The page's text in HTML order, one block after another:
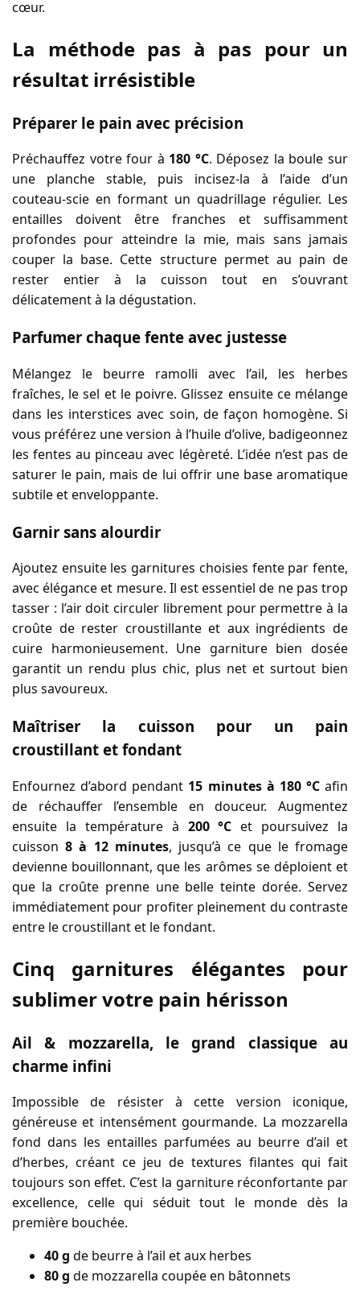
cœur.
La méthode pas à pas pour un
résultat irrésistible
Préparer le pain avec précision
Préchauffez votre four à 180 °C. Déposez la boule sur
une planche stable, puis incisez-la à l’aide d’un
couteau-scie en formant un quadrillage régulier. Les
entailles doivent être franches et suffisamment
profondes pour atteindre la mie, mais sans jamais
couper la base. Cette structure permet au pain de
rester entier à la cuisson tout en s’ouvrant
délicatement à la dégustation.
Parfumer chaque fente avec justesse
Mélangez le beurre ramolli avec l’ail, les herbes
fraîches, le sel et le poivre. Glissez ensuite ce mélange
dans les interstices avec soin, de façon homogène. Si
vous préférez une version à l’huile d’olive, badigeonnez
les fentes au pinceau avec légèreté. L’idée n’est pas de
saturer le pain, mais de lui offrir une base aromatique
subtile et enveloppante.
Garnir sans alourdir
Ajoutez ensuite les garnitures choisies fente par fente,
avec élégance et mesure. Il est essentiel de ne pas trop
tasser : l’air doit circuler librement pour permettre à la
croûte de rester croustillante et aux ingrédients de
cuire harmonieusement. Une garniture bien dosée
garantit un rendu plus chic, plus net et surtout bien
plus savoureux.
Maîtriser la cuisson pour un pain
croustillant et fondant
Enfournez d’abord pendant 15 minutes à 180 °Cafin
de réchauffer l’ensemble en douceur. Augmentez
ensuite la température à 200 °C et poursuivez la
cuisson8 à 12 minutes, jusqu’à ce que le fromage
devienne bouillonnant, que les arômes se déploient et
que la croûte prenne une belle teinte dorée. Servez
immédiatement pour profiter pleinement du contraste
entre le croustillant et le fondant.
Cinq garnitures élégantes pour
sublimer votre pain hérisson
Ail & mozzarella, le grand classique au
charme infini
Impossible de résister à cette version iconique,
généreuse et intensément gourmande. La mozzarella
fond dans les entailles parfumées au beurre d’ail et
d’herbes, créant ce jeu de textures filantes qui fait
toujours son effet. C’est la garniture réconfortante par
excellence, celle qui séduit tout le monde dès la
première bouchée.
40 g de beurre à l’ail et aux herbes
80 g de mozzarella coupée en bâtonnets